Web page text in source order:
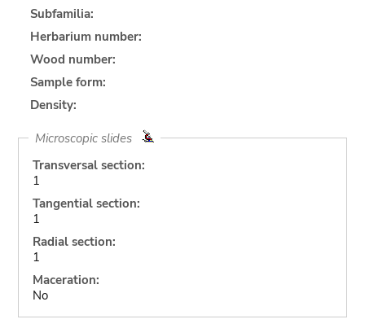
Subfamilia:
Herbarium number:
Wood number:
Sample form:
Density:
Microscopic slides
Transversal section:
1
Tangential section:
1
Radial section:
1
Maceration:
No